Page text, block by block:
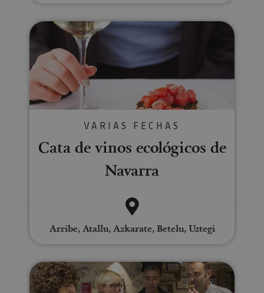
Cata de vinos ecológicos de
VARIAS FECHAS
Cata de vinos ecológicos de
Navarra
Arribe, Atallu, Azkarate, Betelu, Uztegi
City Walk & Gourmet Pintxos